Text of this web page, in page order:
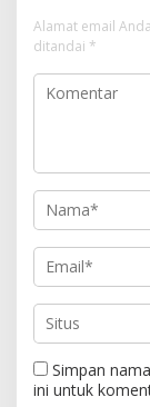
Alamat email
ditandai *
Simpan
ini untuk